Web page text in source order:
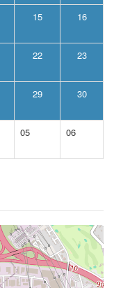
15 16
22 23
29 30
05 06